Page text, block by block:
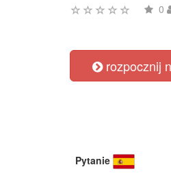
0
rozpocznij
Pytanie